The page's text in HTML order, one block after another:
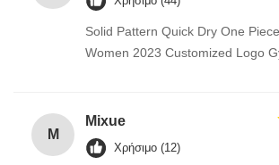
Solid Pattern Quick Dry One
Women 2023 Customized Logo
M
Mixue
Χρήσιμο (12)